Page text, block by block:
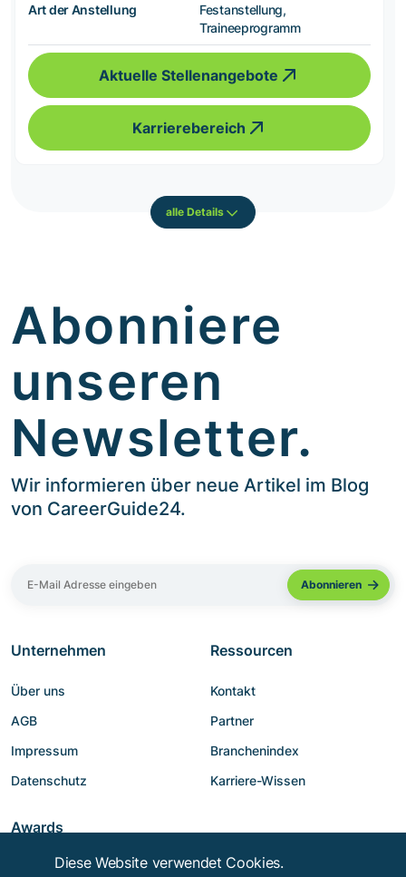
Art der Anstellung
Festanstellung,
Traineeprogramm
Aktuelle Stellenangebote
Karrierebereich
alle Details
Abonniere
unseren
Newsletter.
Wir informieren über neue Artikel im Blog
von CareerGuide24.
Unternehmen
Über uns
AGB
Impressum
Datenschutz
Ressourcen
Kontakt
Partner
Branchenindex
Karriere-Wissen
Awards
Diese Website verwendet Cookies.